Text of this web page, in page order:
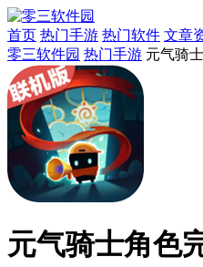
首页 热门手游 热门软件 文章
零三软件园 热门手游 元气骑
元气骑士角色